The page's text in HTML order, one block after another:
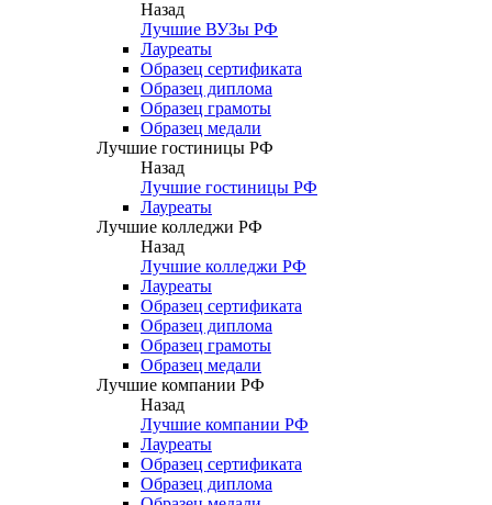
Назад
Лучшие ВУЗы РФ
Лауреаты
Образец сертификата
Образец диплома
Образец грамоты
Образец медали
Лучшие гостиницы РФ
Назад
Лучшие гостиницы РФ
Лауреаты
Лучшие колледжи РФ
Назад
Лучшие колледжи РФ
Лауреаты
Образец сертификата
Образец диплома
Образец грамоты
Образец медали
Лучшие компании РФ
Назад
Лучшие компании РФ
Лауреаты
Образец сертификата
Образец диплома